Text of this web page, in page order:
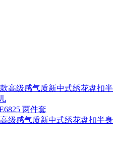
两件套
级感气质新中式绣花盘扣半身